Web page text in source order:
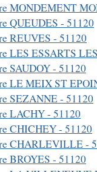
MONDEMENT
QUEUDES - 51120
REUVES - 51120
LES ESSARTS
SAUDOY - 51120
LE MEIX ST
SEZANNE - 51120
LACHY - 51120
CHICHEY - 51120
CHARLEVILLE -
BROYES - 51120